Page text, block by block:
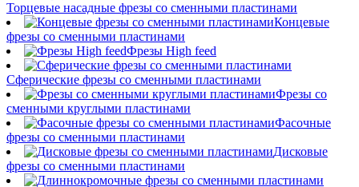
Торцевые насадные фрезы со сменными пластинами
Концевые
фрезы со сменными пластинами
Фрезы High feed
Сферические фрезы со сменными пластинами
Фрезы со
сменными круглыми пластинами
Фасочные
фрезы со сменными пластинами
Дисковые
фрезы со сменными пластинами